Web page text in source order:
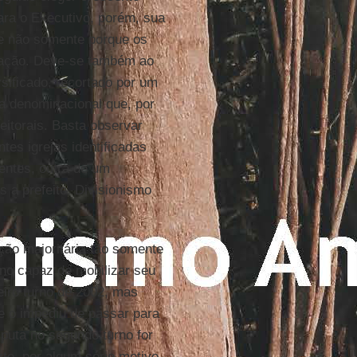
o Executivo, porém, sua
não somente porque os
Deve-se também ao
recortado por um
denominacional que, por
Basta observar
igrejas identificadas
outra de um
a prefeito. Divisionismo
majoritária tão somente
capaz de mobilizar seu
turno de 2002, mas
o impediu de passar para
no segundo turno for